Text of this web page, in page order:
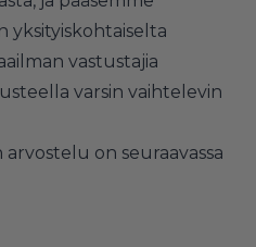
yksityiskohtaiselta
vastustajia
varsin vaihtelevin
on seuraavassa